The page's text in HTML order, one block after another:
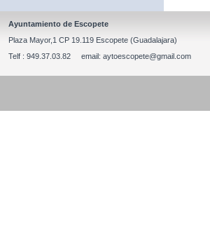
Ayuntamiento de Escopete
Plaza Mayor,1 CP 19.119 Escopete (Guadalajara)
Telf : 949.37.03.82 email: aytoescopete@gmail.com